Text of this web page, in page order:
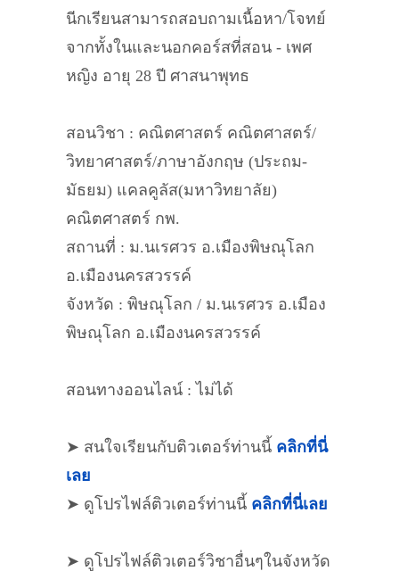
นีกเรียนสามารถสอบถามเนื้อหา/โจทย์
จากทั้งในและนอกคอร์สที่สอน - เพศ
หญิง อายุ 28 ปี ศาสนาพุทธ
สอนวิชา : คณิตศาสตร์ คณิตศาสตร์/
วิทยาศาสตร์/ภาษาอังกฤษ (ประถม-
มัธยม) แคลคูลัส(มหาวิทยาลัย)
คณิตศาสตร์ กพ.
สถานที่ : ม.นเรศวร อ.เมืองพิษณุโลก
อ.เมืองนครสวรรค์
จังหวัด : พิษณุโลก / ม.นเรศวร อ.เมือง
พิษณุโลก อ.เมืองนครสวรรค์
สอนทางออนไลน์ : ไม่ได้
➤ สนใจเรียนกับติวเตอร์ท่านนี้ คลิกที่นี่
เลย
➤ ดูโปรไฟล์ติวเตอร์ท่านนี้ คลิกที่นี่เลย
➤ ดูโปรไฟล์ติวเตอร์วิชาอื่นๆในจังหวัด